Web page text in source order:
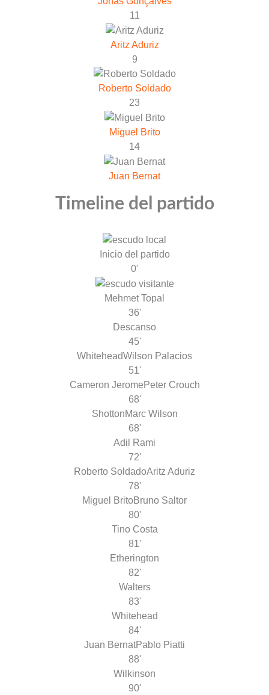
11
Aritz Aduriz
9
Roberto Soldado
23
Miguel Brito
14
Juan Bernat
Timeline del partido
Inicio del partido
0'
Mehmet Topal
36'
Descanso
45'
WhiteheadWilson Palacios
51'
Cameron Jerome Peter Crouch
68'
ShottonMarc Wilson
68'
Adil Rami
72'
Roberto SoldadoAritz Aduriz
78'
Miguel BritoBruno Saltor
80'
Tino Costa
81'
Etherington
82'
Walters
83'
Whitehead
84'
Juan BernatPablo Piatti
88'
Wilkinson
90'